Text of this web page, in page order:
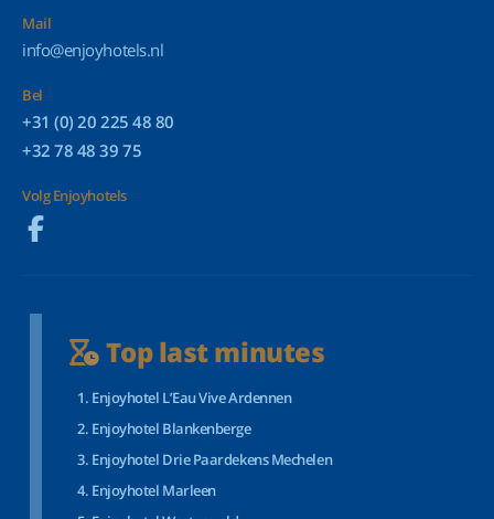
Mail
info@enjoyhotels.nl
Bel
+31 (0) 20 225 48 80
+32 78 48 39 75
Volg Enjoyhotels
Top last minutes
Enjoyhotel L’Eau Vive Ardennen
Enjoyhotel Blankenberge
Enjoyhotel Drie Paardekens Mechelen
Enjoyhotel Marleen